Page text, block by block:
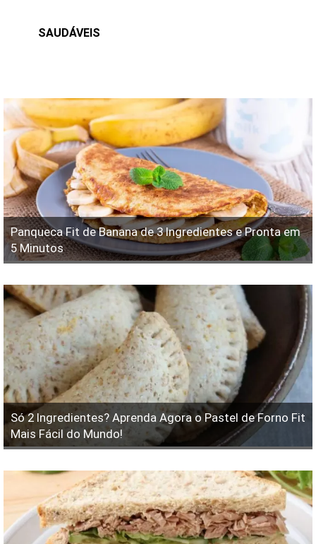
SAUDÁVEIS
Panqueca Fit de Banana de 3 Ingredientes e Pronta em
5 Minutos
Só 2 Ingredientes? Aprenda Agora o Pastel de Forno Fit
Mais Fácil do Mundo!